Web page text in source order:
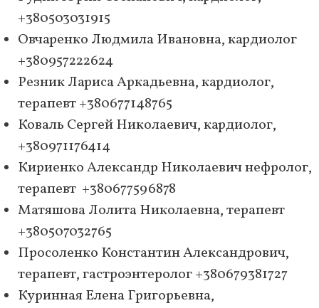
+380503031915
Овчаренко Людмила Ивановна, кардиолог
+380957222624
Резник Лариса Аркадьевна, кардиолог,
терапевт +380677148765
Коваль Сергей Николаевич, кардиолог,
+380971176414
Кириенко Александр Николаевич нефролог,
терапевт +380677596878
Матяшова Лолита Николаевна, терапевт
+380507032765
Просоленко Константин Александрович,
терапевт, гастроэнтеролог +380679381727
Куринная Елена Григорьевна,